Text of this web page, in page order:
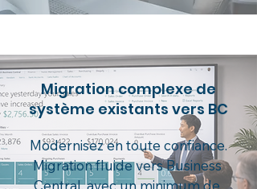
Migration complexe de
système existants vers BC
Modernisez en toute confiance.
Migration fluide vers Business
Central, avec un minimum de